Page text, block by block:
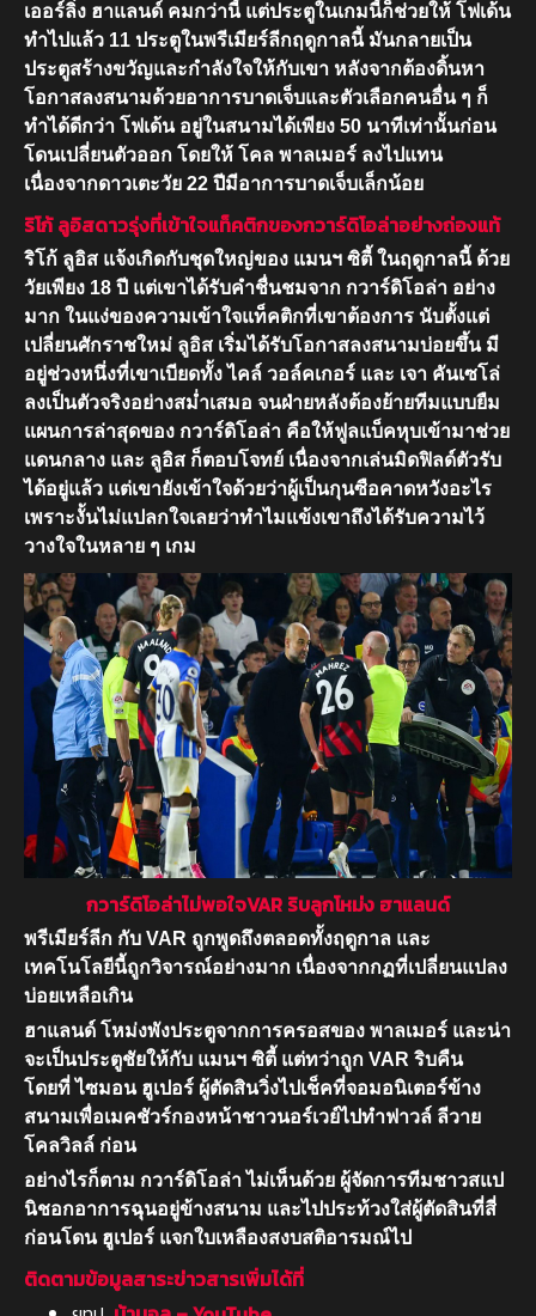
เออร์ลิ่ง ฮาแลนด์ คมกว่านี้ แต่ประตูในเกมนี้ก็ช่วยให้ โฟเด้น
ทำไปแล้ว 11 ประตูในพรีเมียร์ลีกฤดูกาลนี้ มันกลายเป็น
ประตูสร้างขวัญและกำลังใจให้กับเขา หลังจากต้องดิ้นหา
โอกาสลงสนามด้วยอาการบาดเจ็บและตัวเลือกคนอื่น ๆ ก็
ทำได้ดีกว่า โฟเด้น อยู่ในสนามได้เพียง 50 นาทีเท่านั้นก่อน
โดนเปลี่ยนตัวออก โดยให้ โคล พาลเมอร์ ลงไปแทน
เนื่องจากดาวเตะวัย 22 ปีมีอาการบาดเจ็บเล็กน้อย
ริโก้ ลูอิสดาวรุ่งที่เข้าใจแท็คติกของกวาร์ดิโอล่าอย่างถ่องแท้
ริโก้ ลูอิส แจ้งเกิดกับชุดใหญ่ของ แมนฯ ซิตี้ ในฤดูกาลนี้ ด้วย
วัยเพียง 18 ปี แต่เขาได้รับคำชื่นชมจาก กวาร์ดิโอล่า อย่าง
มาก ในแง่ของความเข้าใจแท็คติกที่เขาต้องการ นับตั้งแต่
เปลี่ยนศักราชใหม่ ลูอิส เริ่มได้รับโอกาสลงสนามบ่อยขึ้น มี
อยู่ช่วงหนึ่งที่เขาเบียดทั้ง ไคล์ วอล์คเกอร์ และ เจา คันเซโล่
ลงเป็นตัวจริงอย่างสม่ำเสมอ จนฝ่ายหลังต้องย้ายทีมแบบยืม
แผนการล่าสุดของ กวาร์ดิโอล่า คือให้ฟูลแบ็คหุบเข้ามาช่วย
แดนกลาง และ ลูอิส ก็ตอบโจทย์ เนื่องจากเล่นมิดฟิลด์ตัวรับ
ได้อยู่แล้ว แต่เขายังเข้าใจด้วยว่าผู้เป็นกุนซือคาดหวังอะไร
เพราะงั้นไม่แปลกใจเลยว่าทำไมแข้งเขาถึงได้รับความไว้
วางใจในหลาย ๆ เกม
กวาร์ดิโอล่าไม่พอใจVAR ริบลูกโหม่ง ฮาแลนด์
พรีเมียร์ลีก กับ VAR ถูกพูดถึงตลอดทั้งฤดูกาล และ
เทคโนโลยีนี้ถูกวิจารณ์อย่างมาก เนื่องจากกฏที่เปลี่ยนแปลง
บ่อยเหลือเกิน
ฮาแลนด์ โหม่งพังประตูจากการครอสของ พาลเมอร์ และน่า
จะเป็นประตูชัยให้กับ แมนฯ ซิตี้ แต่ทว่าถูก VAR ริบคืน
โดยที่ ไซมอน ฮูเปอร์ ผู้ตัดสินวิ่งไปเช็คที่จอมอนิเตอร์ข้าง
สนามเพื่อเมคชัวร์กองหน้าชาวนอร์เวย์ไปทำฟาวล์ ลีวาย
โคลวิลล์ ก่อน
อย่างไรก็ตาม กวาร์ดิโอล่า ไม่เห็นด้วย ผู้จัดการทีมชาวสแป
นิชอกอาการฉุนอยู่ข้างสนาม และไปประท้วงใส่ผู้ตัดสินที่สี่
ก่อนโดน ฮูเปอร์ แจกใบเหลืองสงบสติอารมณ์ไป
ติดตามข้อมูลสาระข่าวสารเพิ่มได้ที่